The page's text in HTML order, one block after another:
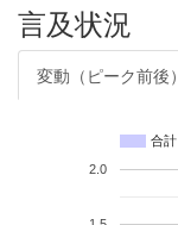
言及状況
変動（ピーク前後）
合計
2.0